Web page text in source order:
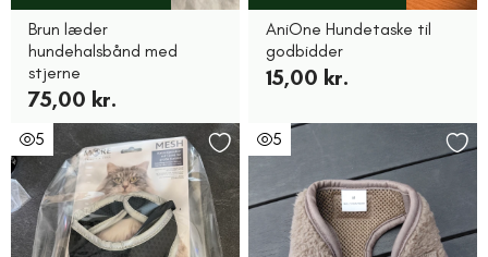
Brun læder
hundehalsbånd med
stjerne
75,00 kr.
AniOne Hundetaske til
godbidder
15,00 kr.
5 5